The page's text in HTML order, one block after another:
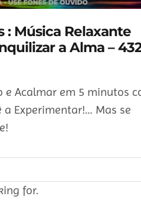
Música Relaxante
a Alma –
Acalmar em 5 minutos
Experimentar!… Mas se
for.